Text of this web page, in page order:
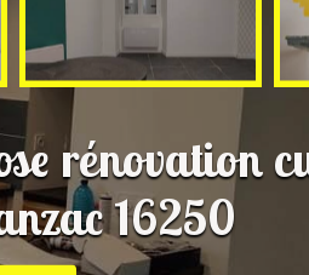
rénovation
16250